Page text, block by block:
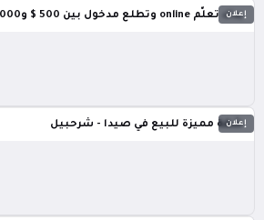
إعلان
بدك تعلّم online وتطلع مدخول بين 500 $ و3000 $ بالشهر
إعلان
شقة مميزة للبيع في صيدا - شرحبيل